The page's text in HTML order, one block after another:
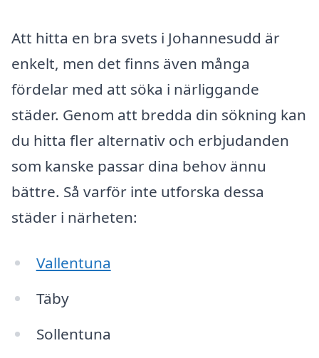
Att hitta en bra svets i Johannesudd är
enkelt, men det finns även många
fördelar med att söka i närliggande
städer. Genom att bredda din sökning kan
du hitta fler alternativ och erbjudanden
som kanske passar dina behov ännu
bättre. Så varför inte utforska dessa
städer i närheten:
Vallentuna
Täby
Sollentuna